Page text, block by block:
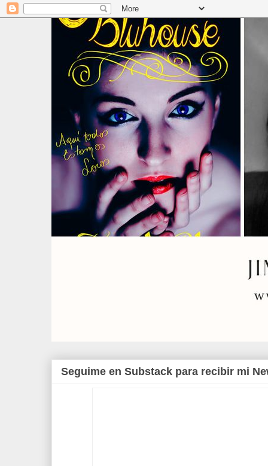
Seguime en Substack para recibir mi